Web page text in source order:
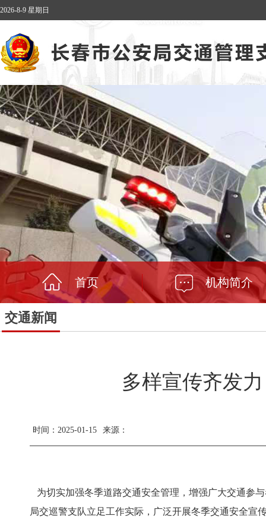
2026-8-9 星期日
首页 机构简介
交通新闻
多样宣传齐发
时间：2025-01-15 来源：
为切实加强冬季道路交通安全管理，增强广大交通参
局交巡警支队立足工作实际，广泛开展冬季交通安全宣